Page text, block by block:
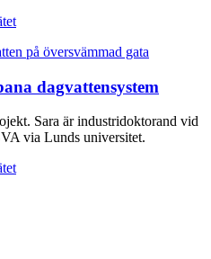
dagvattensystem
Sara är industridoktorand vid
via Lunds universitet.